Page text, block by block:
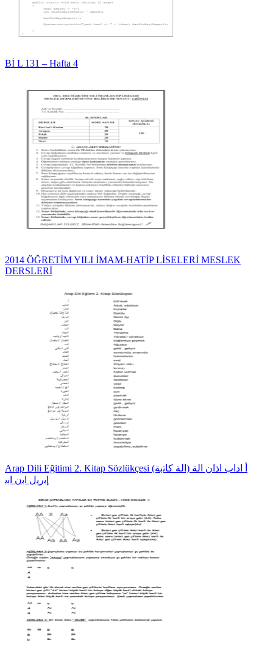
Bİ L 131 – Hafta 4
2014 ÖĞRETİM YILI İMAM-HATİP LİSELERİ MESLEK
DERSLERİ
Arap Dili Eğitimi 2. Kitap Sözlükçesi أ اداب اذان اﻟﺔ (اﻟﺔ ﮐﺎﺗﺑﺔ)
إﺑرﯾل اﺑن اﺑﯾ